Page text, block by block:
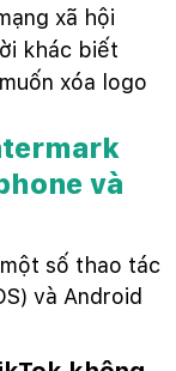
xã hội
khác biết
xóa logo
và
số thao tác
và Android